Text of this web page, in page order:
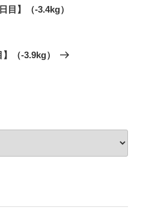
目】（-3.4kg）
（-3.9kg）